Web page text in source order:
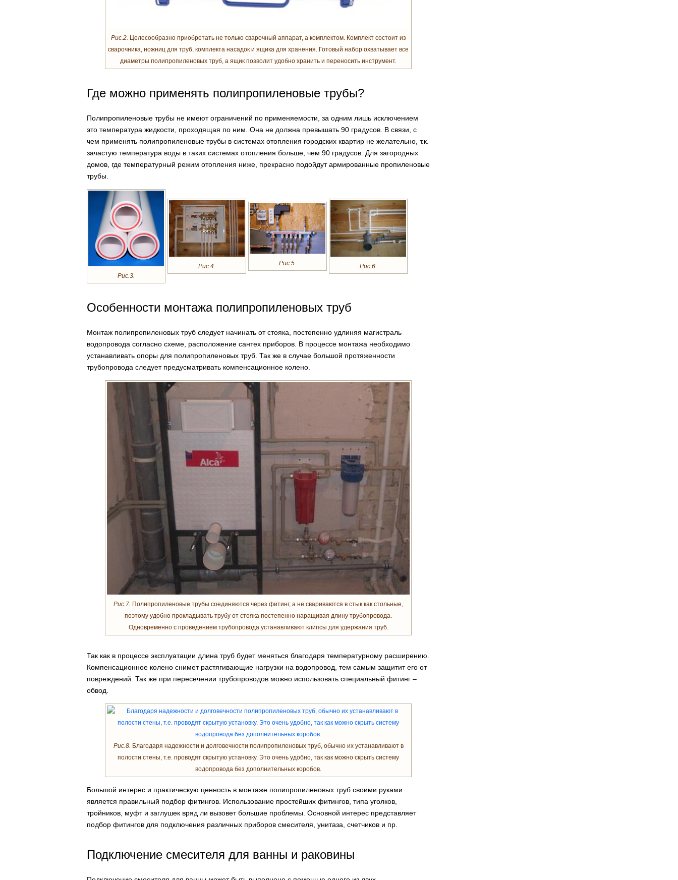
Рис.2. Целесообразно приобретать не только сварочный аппарат, а комплектом. Комплект состоит из
сварочника, ножниц для труб, комплекта насадок и ящика для хранения. Готовый набор охватывает все
диаметры полипропиленовых труб, а ящик позволит удобно хранить и переносить инструмент.
Где можно применять полипропиленовые трубы?
Полипропиленовые трубы не имеют ограничений по применяемости, за одним лишь исключением
это температура жидкости, проходящая по ним. Она не должна превышать 90 градусов. В связи, с
чем применять полипропиленовые трубы в системах отопления городских квартир не желательно, т.к.
зачастую температура воды в таких системах отопления больше, чем 90 градусов. Для загородных
домов, где температурный режим отопления ниже, прекрасно подойдут армированные пропиленовые
трубы.
Рис.3.
Рис.4. Рис.5. Рис.6.
Особенности монтажа полипропиленовых труб
Монтаж полипропиленовых труб следует начинать от стояка, постепенно удлиняя магистраль
водопровода согласно схеме, расположение сантех приборов. В процессе монтажа необходимо
устанавливать опоры для полипропиленовых труб. Так же в случае большой протяженности
трубопровода следует предусматривать компенсационное колено.
Рис.7. Полипропиленовые трубы соединяются через фитинг, а не свариваются в стык как стольные,
поэтому удобно прокладывать трубу от стояка постепенно наращивая длину трубопровода.
Одновременно с проведением трубопровода устанавливают клипсы для удержания труб.
Так как в процессе эксплуатации длина труб будет меняться благодаря температурному расширению.
Компенсационное колено снимет растягивающие нагрузки на водопровод, тем самым защитит его от
повреждений. Так же при пересечении трубопроводов можно использовать специальный фитинг –
обвод.
Рис.8. Благодаря надежности и долговечности полипропиленовых труб, обычно их устанавливают в
полости стены, т.е. проводят скрытую установку. Это очень удобно, так как можно скрыть систему
водопровода без дополнительных коробов.
Большой интерес и практическую ценность в монтаже полипропиленовых труб своими руками
является правильный подбор фитингов. Использование простейших фитингов, типа уголков,
тройников, муфт и заглушек вряд ли вызовет большие проблемы. Основной интерес представляет
подбор фитингов для подключения различных приборов смесителя, унитаза, счетчиков и пр.
Подключение смесителя для ванны и раковины